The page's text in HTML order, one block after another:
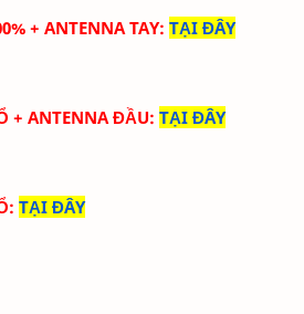
+ ANTENNA TAY: TẠI ĐÂY
+ ANTENNA ĐẦU: TẠI ĐÂY
: TẠI ĐÂY